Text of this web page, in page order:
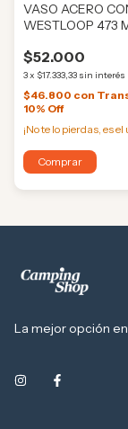
VASO ACERO
WESTLOOP 473
$52.000
3x $17.333,33 sin interés
$46.800 con
10% Off
¡No te lo pierdas, es
Comprar
La mejor opción